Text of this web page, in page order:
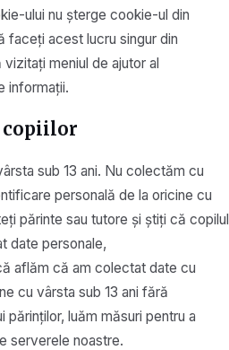
ului nu șterge cookie-ul din
faceți acest lucru singur din
meniul de ajutor al
informații.
copiilor
sub 13 ani. Nu colectăm cu
personală de la oricine cu
părinte sau tutore și știți că copilul
date personale,
aflăm că am colectat date cu
cu vârsta sub 13 ani fără
luăm măsuri pentru a
serverele noastre.